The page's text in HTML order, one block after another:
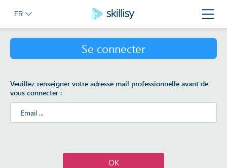
principal
FR
Se connecter
Veuillez renseigner votre adresse mail professionnelle avant de
vous connecter :
OK